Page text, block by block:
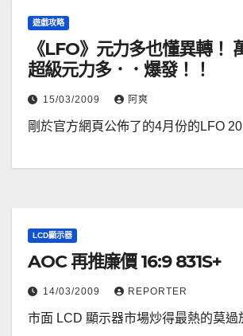
遊戲攻略
《LFO》元力多也懂異轉！
超級元力多．．爆發！！
15/03/2009 阿爽
剛於官方網頁公佈了的4月份的LFO
LCD顯示器
AOC 再推廉價 16:9 831S+
14/03/2009 REPORTER
市面 LCD 顯示器市場炒得最熱的莫